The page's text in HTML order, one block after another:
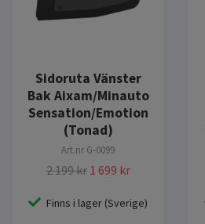
Sidoruta Vänster
Bak Aixam/Minauto
Sensation/Emotion
(Tonad)
Art.nr G-0099
2 199 kr 1 699 kr
Finns i lager (Sverige)